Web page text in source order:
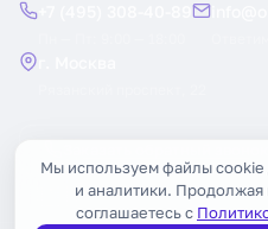
Мы используем файлы cookie
и аналитики. Продолжая
соглашаетесь с